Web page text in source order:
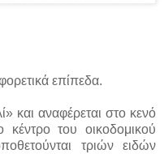
επίπεδα.
και αναφέρεται στο κενό
κέντρο του οικοδομικού
τριών ειδών